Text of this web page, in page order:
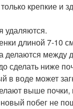
крепкие и
удаляются.
длиной 7-10
делаются между
сделать ниже
в воде может
выше почки,
побег не